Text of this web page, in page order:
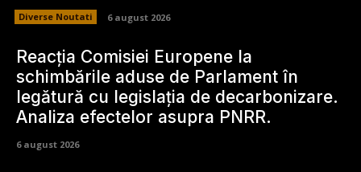
Diverse Noutati 6 august 2026
Reacția Comisiei Europene la
schimbările aduse de Parlament în
legătură cu legislația de decarbonizare.
Analiza efectelor asupra PNRR.
6 august 2026